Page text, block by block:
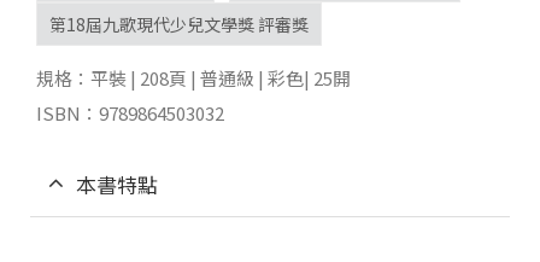
第18屆九歌現代少兒文學獎 評審獎
規格：平裝 | 208頁 | 普通級 | 彩色| 25開
ISBN：9789864503032
本書特點